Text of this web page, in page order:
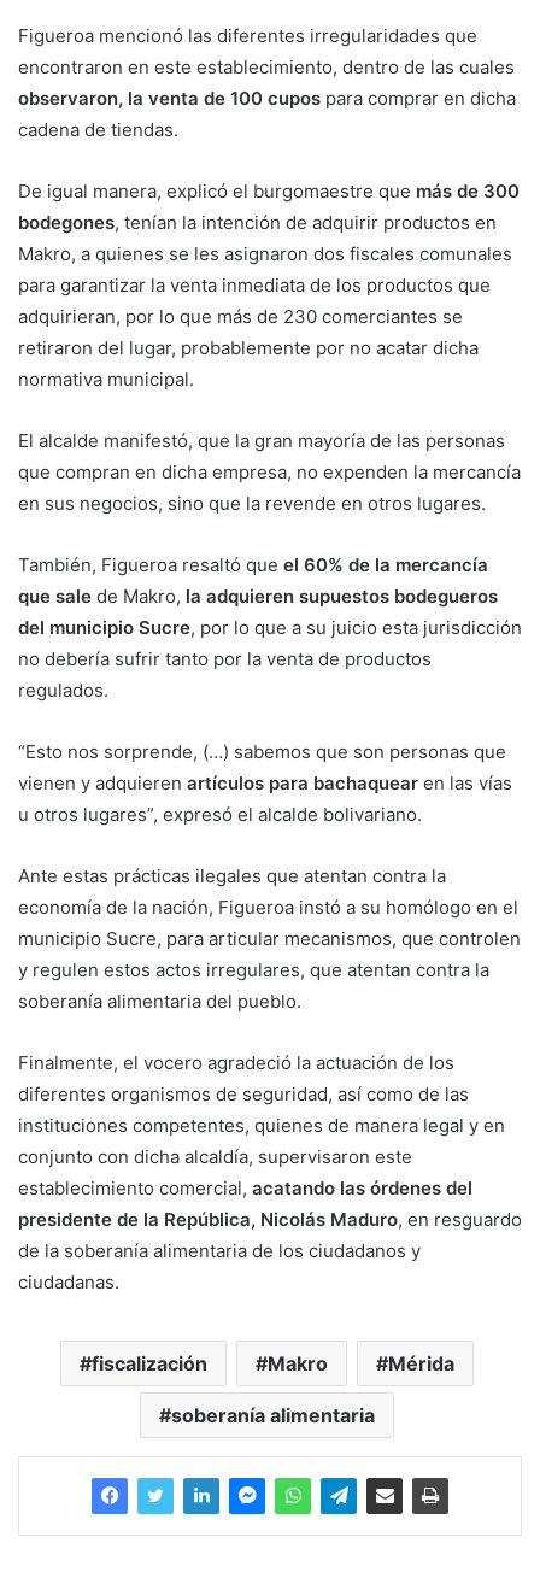
Figueroa mencionó las diferentes irregularidades que
encontraron en este establecimiento, dentro de las cuales
observaron, la venta de 100 cupos para comprar en dicha
cadena de tiendas.
De igual manera, explicó el burgomaestre que más de 300
bodegones, tenían la intención de adquirir productos en
Makro, a quienes se les asignaron dos fiscales comunales
para garantizar la venta inmediata de los productos que
adquirieran, por lo que más de 230 comerciantes se
retiraron del lugar, probablemente por no acatar dicha
normativa municipal.
El alcalde manifestó, que la gran mayoría de las personas
que compran en dicha empresa, no expenden la mercancía
en sus negocios, sino que la revende en otros lugares.
También, Figueroa resaltó que el 60% de la mercancía
que sale de Makro, la adquieren supuestos bodegueros
del municipio Sucre, por lo que a su juicio esta jurisdicción
no debería sufrir tanto por la venta de productos
regulados.
“Esto nos sorprende, (…) sabemos que son personas que
vienen y adquieren artículos para bachaquear en las vías
u otros lugares”, expresó el alcalde bolivariano.
Ante estas prácticas ilegales que atentan contra la
economía de la nación, Figueroa instó a su homólogo en el
municipio Sucre, para articular mecanismos, que controlen
y regulen estos actos irregulares, que atentan contra la
soberanía alimentaria del pueblo.
Finalmente, el vocero agradeció la actuación de los
diferentes organismos de seguridad, así como de las
instituciones competentes, quienes de manera legal y en
conjunto con dicha alcaldía, supervisaron este
establecimiento comercial, acatando las órdenes del
presidente de la República, Nicolás Maduro, en resguardo
de la soberanía alimentaria de los ciudadanos y
ciudadanas.
fiscalización Makro Mérida
soberanía alimentaria